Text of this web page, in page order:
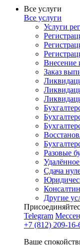
Все услуги
Все услуги
Услуги
Заказ
Разовые
Сдача
Другие
Telegram
+7 (812) 209-16-
Ваше